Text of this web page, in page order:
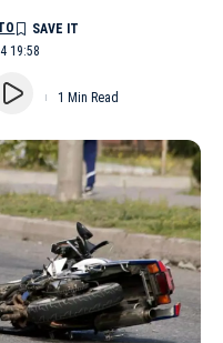
19:58
1 Min Read